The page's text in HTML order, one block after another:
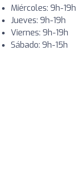
Miércoles: 9h-19h
Jueves: 9h-19h
Viernes: 9h-19h
Sábado: 9h-15h